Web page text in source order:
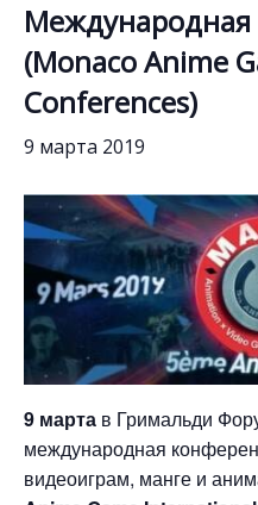
Международная
(Monaco Anime
Conferences)
9 марта 2019
9 марта в Гримальди
международная
видеоиграм, манге и